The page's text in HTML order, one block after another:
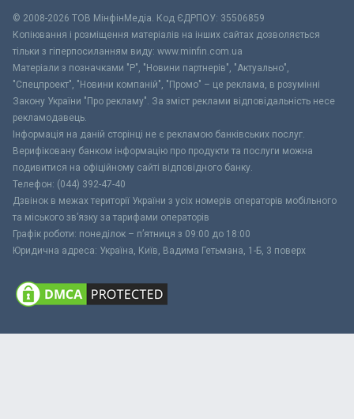
© 2008-2026 ТОВ МiнфiнМедiа. Код ЄДРПОУ: 35506859
Копіювання і розміщення матеріалів на інших сайтах дозволяється
тільки з гіперпосиланням виду: www.minfin.com.ua
Матеріали з позначками "Р", "Новини партнерів", "Актуально",
"Спецпроект", "Новини компаній", "Промо" – це реклама, в розумінні
Закону України "Про рекламу". За зміст реклами відповідальність несе
рекламодавець.
Інформація на даній сторінці не є рекламою банківських послуг.
Верифіковану банком інформацію про продукти та послуги можна
подивитися на офіційному сайті відповідного банку.
Телефон: (044) 392-47-40
Дзвінок в межах території України з усіх номерів операторів мобільного
та міського зв’язку за тарифами операторів
Графік роботи: понеділок – п’ятниця з 09:00 до 18:00
Юридична адреса: Україна, Київ, Вадима Гетьмана, 1-Б, 3 поверх